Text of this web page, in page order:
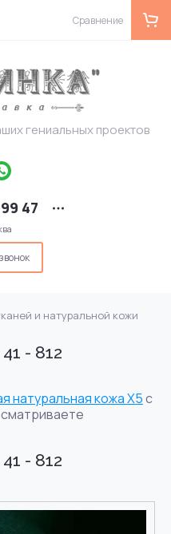
гениальных проектов
47
Сравнение
и натуральной кожи
- 812
натуральная кожа X5с
- 812